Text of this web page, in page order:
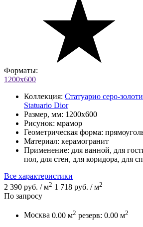
Форматы:
1200x600
Коллекция: Статуарио серо-
Statuario Dior
Размер, мм: 1200x600
Рисунок: мрамор
Геометрическая форма:
Материал: керамогранит
Применение: для ванной, для
пол, для стен, для коридора, для
Все характеристики
2 390 руб. / м2 1 718 руб. / м2
По запросу
Москва 0.00 м2 резерв: 0.00 м2